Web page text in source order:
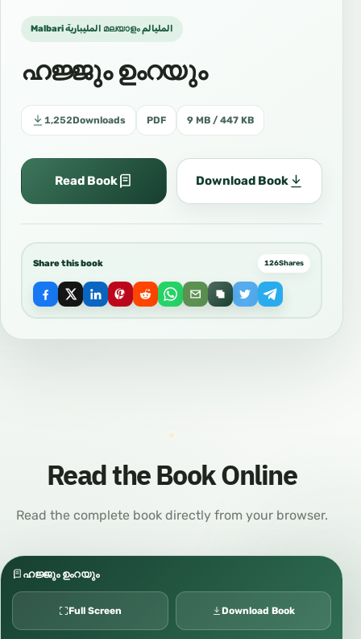
Malbari المليبارية മലയാളം المليالم
ഹജ്ജും ഉംറയും
1,252Downloads PDF 9 MB / 447 KB
Read Book Download Book
Share this book 126Shares
Read the Book Online
Read the complete book directly from your browser.
ഹജ്ജും ഉംറയും
Full Screen Download Book